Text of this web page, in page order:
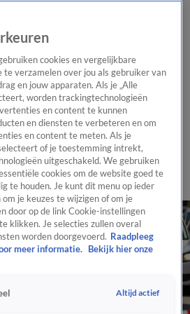
Het beste van Hart
Tip de
WeerTip de redactiePanelVideo's
cookies en vergelijkbare
verzamelen over jou als gebruiker van
en jouw apparaten. Als je „Alle
worden trackingtechnologieën
en content te kunnen
en diensten te verbeteren en om
en content te meten. Als je
of je toestemming intrekt,
uitgeschakeld. We gebruiken
cookies om de website goed te
te houden. Je kunt dit menu op ieder
je keuzes te wijzigen of om je
door op de link Cookie-instellingen
klikken. Je selecties zullen overal
worden doorgevoerd. Raadpleeg
meer informatie.
Bekijk hier onze
Altijd actief